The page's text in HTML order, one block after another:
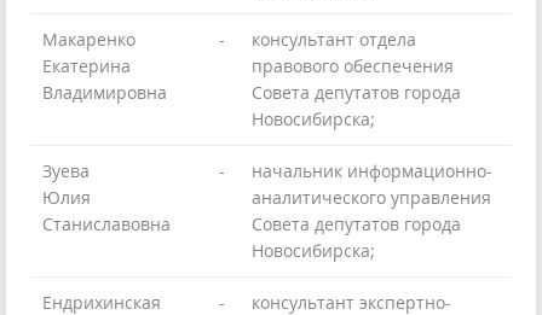
Макаренко
Екатерина
Владимировна
-
консультант отдела
правового обеспечения
Совета депутатов города
Новосибирска;
Зуева
Юлия
Станиславовна
-
начальник информационно-
аналитического управления
Совета депутатов города
Новосибирска;
Ендрихинская
-
консультант экспертно-